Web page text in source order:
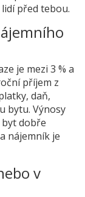
před tebou.
je mezi 3 % a
příjem z
daň,
bytu. Výnosy
byt dobře
nájemník je
v